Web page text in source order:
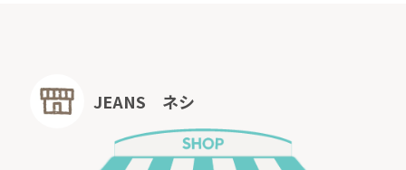
JEANS ネシ